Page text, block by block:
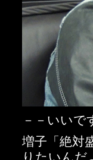
－－いいで
増子「絶対
りたいんだ